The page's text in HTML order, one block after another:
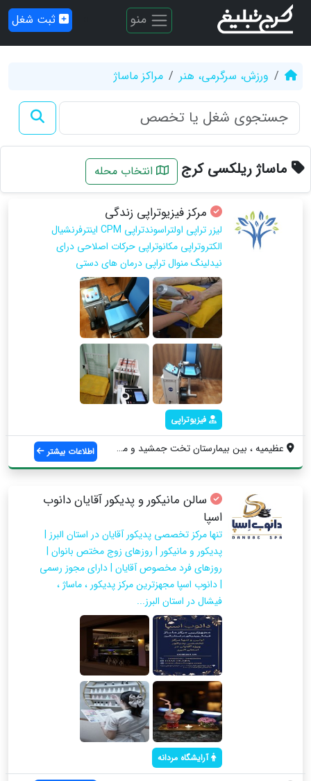
منو ثبت شغل
ورزش، سرگرمی، هنر مراکز ماساژ
ماساژ ریلکسی کرج انتخاب محله
مرکز فیزیوتراپی زندگی
لیزر تراپی اولتراسوندتراپی CPM اینترفرنشیال
الکتروتراپی مکانوتراپی حرکات اصلاحی درای
نیدلینگ منوال تراپی درمان های دستی
فیزیوتراپی
عظيمیه ، بين بيمارستان تخت جمشيد و ميدان... اطلاعات بیشتر
سالن مانیکور و پدیکور آقایان دانوب
اسپا
تنها مرکز تخصصی پدیکور آقایان در استان البرز |
پدیکور و مانیکور | روزهای زوج مختص بانوان |
روزهای فرد مخصوص آقایان | دارای مجوز رسمی
| دانوب اسپا مجهزترین مرکز پدیکور ، ماساژ ،
فیشال در استان البرز...
آرایشگاه مردانه